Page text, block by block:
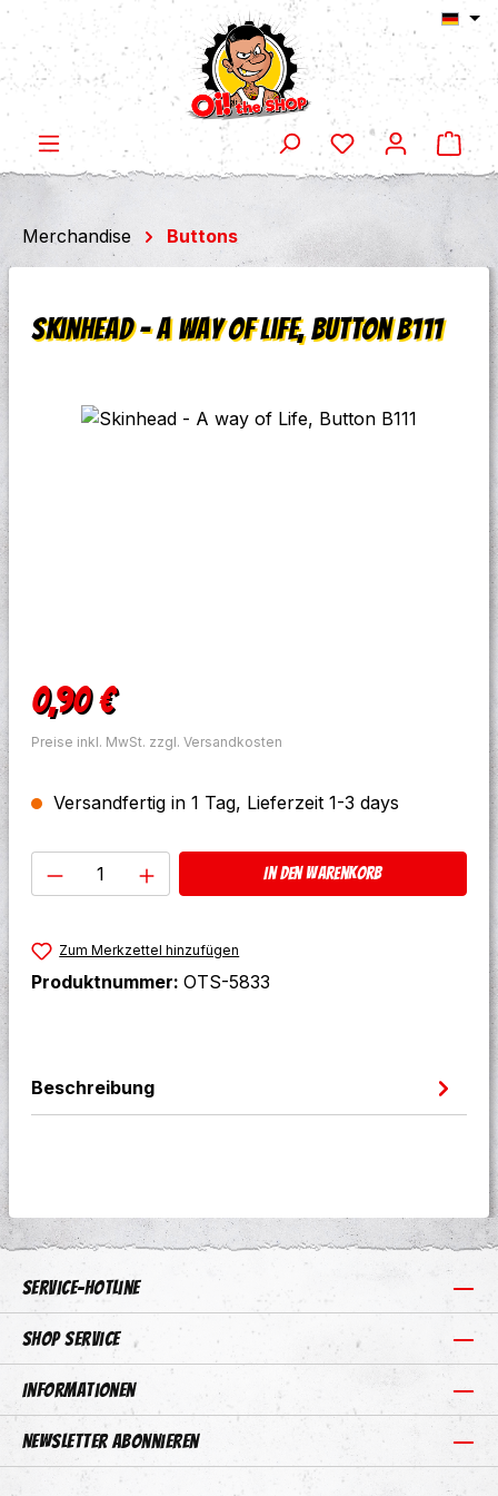
Zum Hauptinhalt springen
Merchandise Buttons
Skinhead - A way of Life, Button B111
Bildergalerie überspringen
Regulärer Preis:
0,90 €
Preise inkl. MwSt. zzgl. Versandkosten
Versandfertig in 1 Tag, Lieferzeit 1-3 days
Produkt Anzahl: Gib den
In den Warenkorb
Zum Merkzettel hinzufügen
Produktnummer: OTS-5833
Beschreibung
Service-Hotline
Shop Service
Informationen
Newsletter abonnieren